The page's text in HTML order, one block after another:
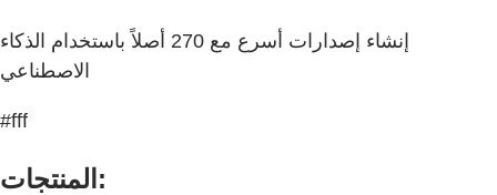
إنشاء إصدارات أسرع مع 270 أصلاً باستخدام الذكاء
الاصطناعي
#fff
المنتجات: